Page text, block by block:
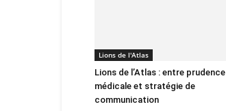
Lions de l'Atlas
Lions de l’Atlas : entre prudence
médicale et stratégie de
communication